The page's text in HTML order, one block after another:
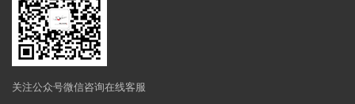
关注公众号微信咨询在线客服